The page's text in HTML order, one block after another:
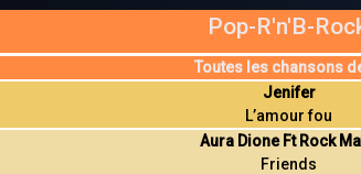
Pop-R'n'B-
Toutes les chansons
Jenifer
L’amour fou
Aura Dione Ft Rock
Friends